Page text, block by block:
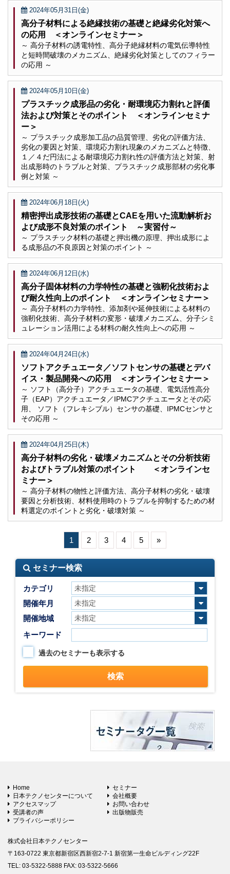
2024年05月31日(金)
高分子材料による絶縁技術の基礎と絶縁劣化対策へ
の応用 ＜オンラインセミナー＞
～ 高分子材料の誘電特性、高分子絶縁材料の電気伝導特性
と短時間破壊のメカニズム、絶縁劣化対策としてのフィラー
の応用 ～
2024年05月10日(金)
プラスチック成形品の劣化・耐環境応力割れと評価
法および対策とそのポイント ＜オンラインセミナ
ー＞
～ プラスチック成形加工品の品質管理、劣化の評価方法、
劣化の要因と対策、環境応力割れ現象のメカニズムと特徴、
１／４だ円法による耐環境応力割れ性の評価方法と対策、射
出成形時のトラブルと対策、プラスチック成形部材の劣化事
例と対策 ～
2024年06月18日(火)
精密押出成形技術の基礎とCAEを用いた流動解析お
よび成形不良対策のポイント ～実習付～
～ プラスチック材料の基礎と押出機の原理、押出成形によ
る成形品の不良原因と対策のポイント ～
2024年06月12日(水)
高分子固体材料の力学特性の基礎と強靭化技術およ
び耐久性向上のポイント ＜オンラインセミナー＞
～ 高分子材料の力学特性、添加剤や延伸技術による材料の
強靭化技術、高分子材料の変形・破壊メカニズム、分子シミ
ュレーション活用による材料の耐久性向上への応用 ～
2024年04月24日(水)
ソフトアクチュエータ／ソフトセンサの基礎とデバ
イス・製品開発への応用 ＜オンラインセミナー＞
～ ソフト（高分子）アクチュエータの基礎、電気活性高分
子（EAP）アクチュエータ／IPMCアクチュエータとその応
用、 ソフト（フレキシブル）センサの基礎、IPMCセンサと
その応用 ～
2024年04月25日(木)
高分子材料の劣化・破壊メカニズムとその分析技術
およびトラブル対策のポイント ＜オンラインセ
ミナー＞
～ 高分子材料の物性と評価方法、高分子材料の劣化・破壊
要因と分析技術、材料使用時のトラブルを抑制するための材
料選定のポイントと劣化・破壊対策 ～
1 2 3 4 5 »
セミナー検索
カテゴリ
開催年月
開催地域
キーワード
過去のセミナーも表示する
Home
セミナー
日本テクノセンターについて
会社概要
アクセスマップ
お問い合わせ
受講者の声
出版物販売
プライバシーポリシー
株式会社日本テクノセンター
〒163-0722 東京都新宿区西新宿2-7-1 新宿第一生命ビルディング22F
TEL: 03-5322-5888 FAX: 03-5322-5666